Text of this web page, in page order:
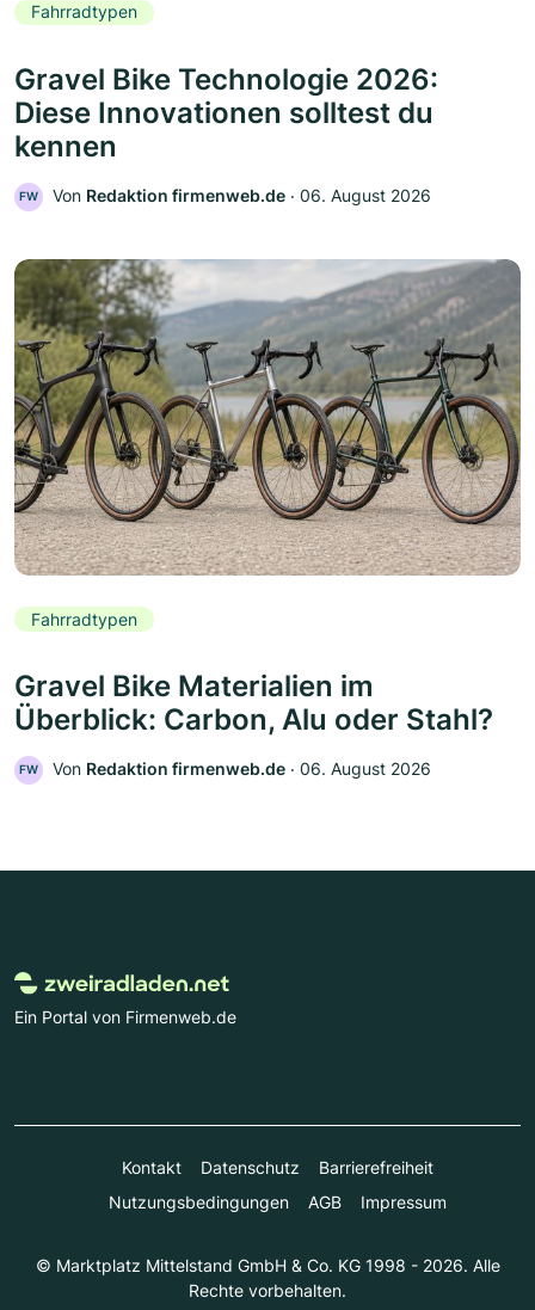
Fahrradtypen
Gravel Bike Technologie 2026:
Diese Innovationen solltest du
kennen
FW Von Redaktion firmenweb.de ‧ 06. August 2026
Fahrradtypen
Gravel Bike Materialien im
Überblick: Carbon, Alu oder Stahl?
FW Von Redaktion firmenweb.de ‧ 06. August 2026
Ein Portal von Firmenweb.de
Kontakt Datenschutz
Barrierefreiheit
Nutzungsbedingungen
AGB Impressum
© Marktplatz Mittelstand GmbH & Co. KG 1998 - 2026. Alle
Rechte vorbehalten.